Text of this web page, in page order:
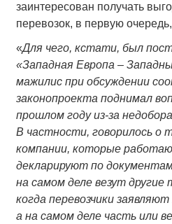
заинтересован получать
перевозок, в первую
«Для чего, кстати, был
«Западная Европа –
мажилис при обсуждении
законопроекта поднимал
прошлом году из-за
В частности, говорилось
компании, которые
декларируют по
на самом деле везут другие
когда перевозчики
а на самом деле часть или